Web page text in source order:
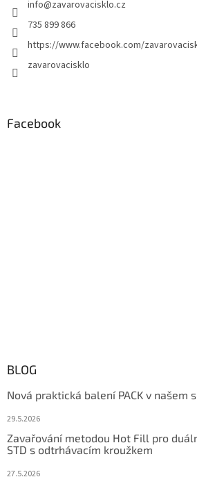
info@zavarovacisklo.cz
735 899 866
https://www.facebook.com/
zavarovacisklo
Facebook
BLOG
Nová praktická balení PACK v našem
29.5.2026
Zavařování metodou Hot Fill pro
STD s odtrhávacím kroužkem
27.5.2026